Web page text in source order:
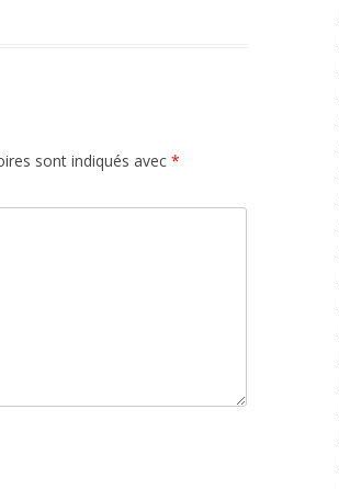
sont indiqués avec *